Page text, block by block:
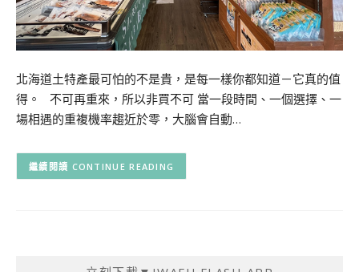
北海道土特產最可怕的不是貴，是每一樣你都知道－它真的值
得。 不可再重來，所以非買不可 當一段時間、一個選擇、一
場相遇的重複機率趨近於零，大腦會自動…
CONTINUE READING